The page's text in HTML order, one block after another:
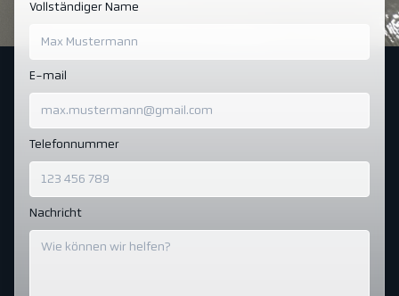
Vollständiger Name
E-mail
Telefonnummer
Nachricht